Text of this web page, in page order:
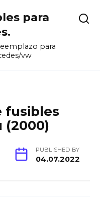
para
para
vw
fusibles
(2000)
PUBLISHED BY
04.07.2022